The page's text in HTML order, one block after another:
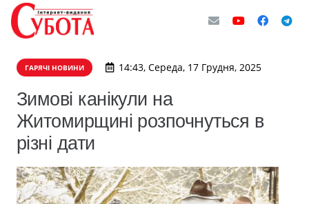
ГАРЯЧІ НОВИНИ 14:43, Середа, 17 Грудня, 2025
Зимові канікули на
Житомирщині розпочнуться в
різні дати